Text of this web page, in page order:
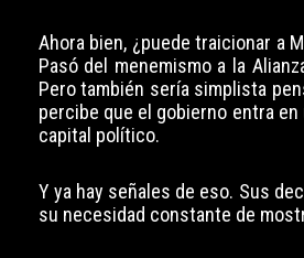
Ahora bien, ¿puede traicionar a
Pasó del menemismo a la
Pero también sería simplista
percibe que el gobierno entra
capital político.
Y ya hay señales de eso. Sus
su necesidad constante de